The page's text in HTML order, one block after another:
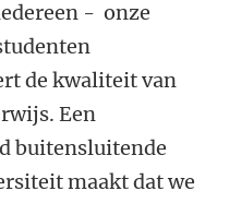
- onze
de kwaliteit van
Een
buitensluitende
maakt dat we